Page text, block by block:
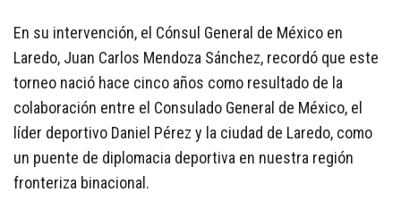
En su intervención, el Cónsul General de México en
Laredo, Juan Carlos Mendoza Sánchez, recordó que este
torneo nació hace cinco años como resultado de la
colaboración entre el Consulado General de México, el
líder deportivo Daniel Pérez y la ciudad de Laredo, como
un puente de diplomacia deportiva en nuestra región
fronteriza binacional.